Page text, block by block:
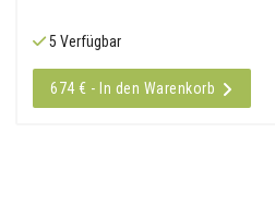
5 Verfügbar
674 € - In den Warenkorb